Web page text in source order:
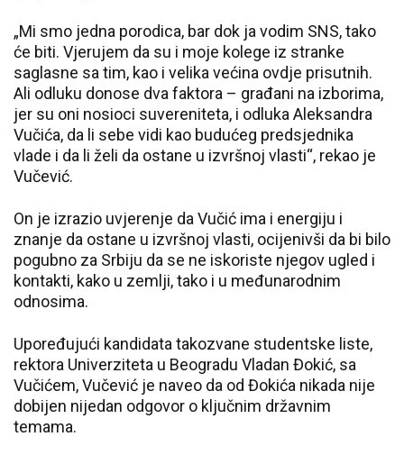
„Mi smo jedna porodica, bar dok ja vodim SNS, tako
će biti. Vjerujem da su i moje kolege iz stranke
saglasne sa tim, kao i velika većina ovdje prisutnih.
Ali odluku donose dva faktora – građani na izborima,
jer su oni nosioci suvereniteta, i odluka Aleksandra
Vučića, da li sebe vidi kao budućeg predsjednika
vlade i da li želi da ostane u izvršnoj vlasti“, rekao je
Vučević.
On je izrazio uvjerenje da Vučić ima i energiju i
znanje da ostane u izvršnoj vlasti, ocijenivši da bi bilo
pogubno za Srbiju da se ne iskoriste njegov ugled i
kontakti, kako u zemlji, tako i u međunarodnim
odnosima.
Upoređujući kandidata takozvane studentske liste,
rektora Univerziteta u Beogradu Vladan Đokić, sa
Vučićem, Vučević je naveo da od Đokića nikada nije
dobijen nijedan odgovor o ključnim državnim
temama.